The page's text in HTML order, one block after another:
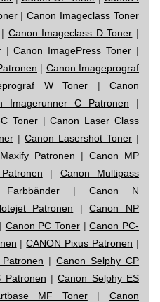
|Canon Imageclass Toner
| Canon Imageclass D Toner |
|Canon ImagePress Toner |
| Canon Imageprograf
W Toner | Canon
Imagerunner C Patronen |
Toner|Canon Laser Class
| Canon Lasershot Toner |
Patronen | Canon MP
| Canon Multipass
|Canon N
Patronen |Canon NP
Canon PC Toner |Canon PC-
|CANON Pixus Patronen |
|Canon Selphy CP
Patronen |Canon Selphy ES
MF Toner|Canon